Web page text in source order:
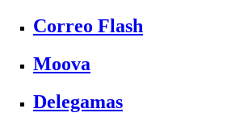
Correo Flash
Moova
Delegamas